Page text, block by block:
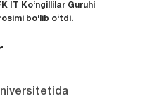
IT Ko‘ngillilar Guruhi
bo‘lib o‘tdi.